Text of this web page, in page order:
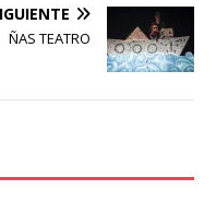
ÑAS TEATRO